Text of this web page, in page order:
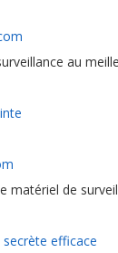
au
matériel de
efficace